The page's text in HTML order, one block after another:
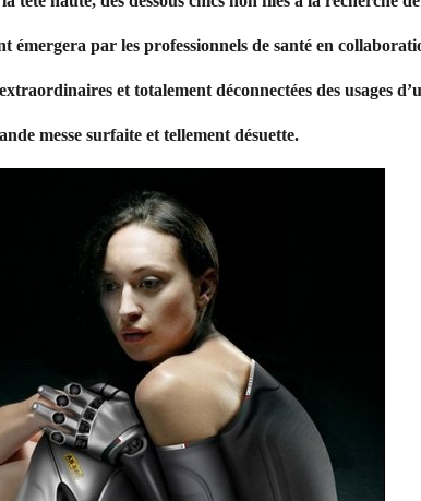
émergera par les professionnels de santé en
et totalement déconnectées des usages
messe surfaite et tellement désuette.